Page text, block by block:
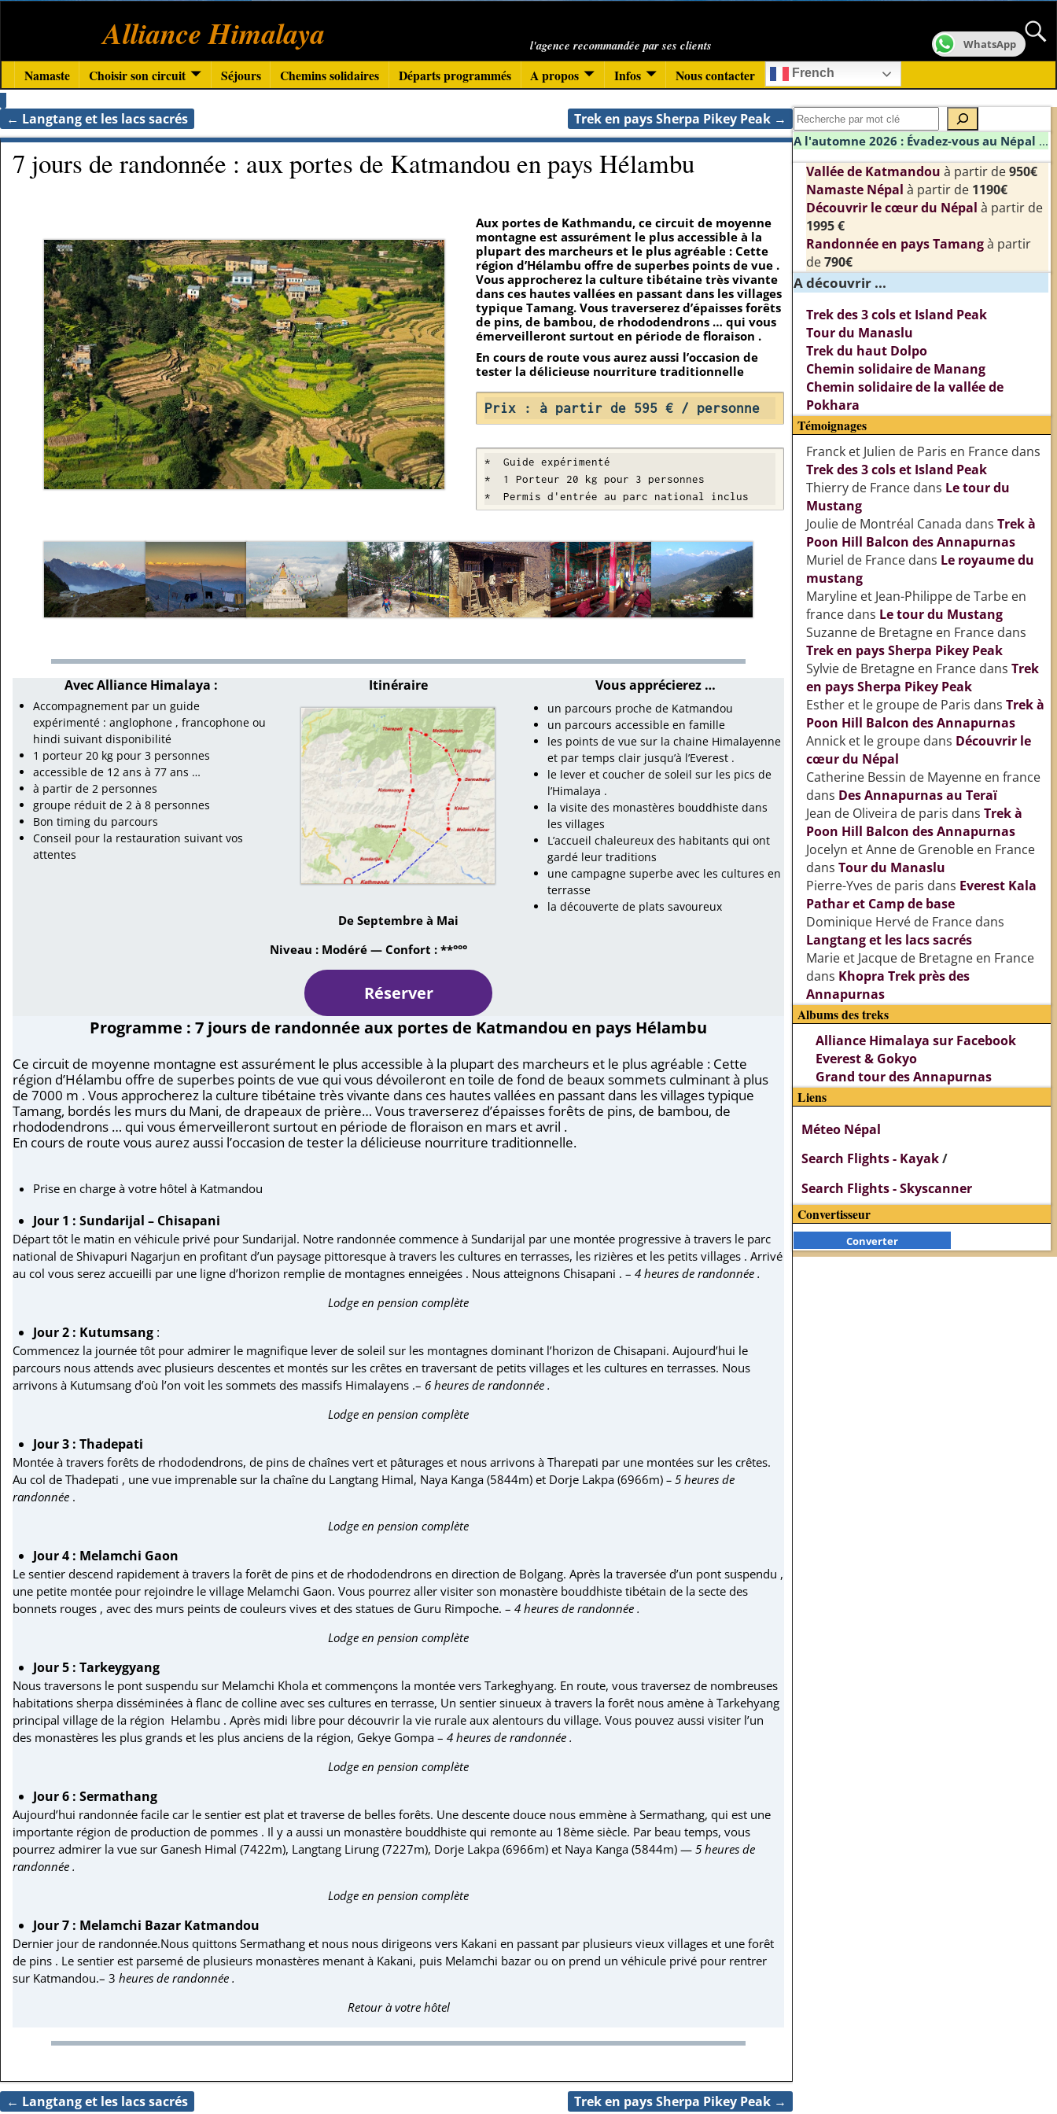
Alliance Himalaya l'agence recommandée par ses clients
Namaste Choisir son circuit Séjours Chemins solidaires Départs programmés A propos Infos Nous contacter French
Navigation des articles
← Langtang et les lacs sacrés Trek en pays Sherpa Pikey Peak →
7 jours de randonnée : aux portes de Katmandou en pays Hélambu
Aux portes de Kathmandu, ce circuit de moyenne
montagne est assurément le plus accessible à la
plupart des marcheurs et le plus agréable : Cette
région d’Hélambu offre de superbes points de vue .
Vous approcherez la culture tibétaine très vivante
dans ces hautes vallées en passant dans les villages
typique Tamang. Vous traverserez d’épaisses forêts
de pins, de bambou, de rhododendrons … qui vous
émerveilleront surtout en période de floraison .
En cours de route vous aurez aussi l’occasion de
tester la délicieuse nourriture traditionnelle
Prix : à partir de 595 € / personne
*  Guide expérimenté
*  1 Porteur 20 kg pour 3 personnes
*  Permis d'entrée au parc national inclus
Avec Alliance Himalaya :
Accompagnement par un guide
expérimenté : anglophone , francophone ou
hindi suivant disponibilité
1 porteur 20 kg pour 3 personnes
accessible de 12 ans à 77 ans …
à partir de 2 personnes
groupe réduit de 2 à 8 personnes
Bon timing du parcours
Conseil pour la restauration suivant vos
attentes
Itinéraire
De Septembre à Mai
Niveau : Modéré — Confort : **°°°
Réserver
Vous apprécierez …
un parcours proche de Katmandou
un parcours accessible en famille
les points de vue sur la chaine Himalayenne
et par temps clair jusqu’à l’Everest .
le lever et coucher de soleil sur les pics de
l’Himalaya .
la visite des monastères bouddhiste dans
les villages
L’accueil chaleureux des habitants qui ont
gardé leur traditions
une campagne superbe avec les cultures en
terrasse
la découverte de plats savoureux
Programme : 7 jours de randonnée aux portes de Katmandou en pays Hélambu
Ce circuit de moyenne montagne est assurément le plus accessible à la plupart des marcheurs et le plus agréable : Cette
région d’Hélambu offre de superbes points de vue qui vous dévoileront en toile de fond de beaux sommets culminant à plus
de 7000 m . Vous approcherez la culture tibétaine très vivante dans ces hautes vallées en passant dans les villages typique
Tamang, bordés les murs du Mani, de drapeaux de prière… Vous traverserez d’épaisses forêts de pins, de bambou, de
rhododendrons … qui vous émerveilleront surtout en période de floraison en mars et avril .
En cours de route vous aurez aussi l’occasion de tester la délicieuse nourriture traditionnelle.
Prise en charge à votre hôtel à Katmandou
Jour 1 : Sundarijal – Chisapani
Départ tôt le matin en véhicule privé pour Sundarijal. Notre randonnée commence à Sundarijal par une montée progressive à travers le parc
national de Shivapuri Nagarjun en profitant d’un paysage pittoresque à travers les cultures en terrasses, les rizières et les petits villages . Arrivé
au col vous serez accueilli par une ligne d’horizon remplie de montagnes enneigées . Nous atteignons Chisapani . –4 heures de randonnée .
Lodge en pension complète
Jour 2 : Kutumsang :
Commencez la journée tôt pour admirer le magnifique lever de soleil sur les montagnes dominant l’horizon de Chisapani. Aujourd’hui le
parcours nous attends avec plusieurs descentes et montés sur les crêtes en traversant de petits villages et les cultures en terrasses. Nous
arrivons à Kutumsang d’où l’on voit les sommets des massifs Himalayens .– 6 heures de randonnée .
Lodge en pension complète
Jour 3 : Thadepati
Montée à travers forêts de rhododendrons, de pins de chaînes vert et pâturages et nous arrivons à Tharepati par une montées sur les crêtes.
Au col de Thadepati , une vue imprenable sur la chaîne du Langtang Himal, Naya Kanga (5844m) et Dorje Lakpa (6966m) – 5 heures de
randonnée .
Lodge en pension complète
Jour 4 : Melamchi Gaon
Le sentier descend rapidement à travers la forêt de pins et de rhododendrons en direction de Bolgang. Après la traversée d’un pont suspendu ,
une petite montée pour rejoindre le village Melamchi Gaon. Vous pourrez aller visiter son monastère bouddhiste tibétain de la secte des
bonnets rouges , avec des murs peints de couleurs vives et des statues de Guru Rimpoche. – 4 heures de randonnée .
Lodge en pension complète
Jour 5 : Tarkeygyang
Nous traversons le pont suspendu sur Melamchi Khola et commençons la montée vers Tarkeghyang. En route, vous traversez de nombreuses
habitations sherpa disséminées à flanc de colline avec ses cultures en terrasse, Un sentier sinueux à travers la forêt nous amène à Tarkehyang
principal village de la région Helambu . Après midi libre pour découvrir la vie rurale aux alentours du village. Vous pouvez aussi visiter l’un
des monastères les plus grands et les plus anciens de la région, Gekye Gompa – 4 heures de randonnée .
Lodge en pension complète
Jour 6 : Sermathang
Aujourd’hui randonnée facile car le sentier est plat et traverse de belles forêts. Une descente douce nous emmène à Sermathang, qui est une
importante région de production de pommes . Il y a aussi un monastère bouddhiste qui remonte au 18ème siècle. Par beau temps, vous
pourrez admirer la vue sur Ganesh Himal (7422m), Langtang Lirung (7227m), Dorje Lakpa (6966m) et Naya Kanga (5844m) —5 heures de
randonnée .
Lodge en pension complète
Jour 7 : Melamchi Bazar Katmandou
Dernier jour de randonnée.Nous quittons Sermathang et nous nous dirigeons vers Kakani en passant par plusieurs vieux villages et une forêt
de pins . Le sentier est parsemé de plusieurs monastères menant à Kakani, puis Melamchi bazar ou on prend un véhicule privé pour rentrer
sur Katmandou.– 3heures de randonnée .
Retour à votre hôtel
← Langtang et les lacs sacrés Trek en pays Sherpa Pikey Peak →
A l'automne 2026 : Évadez-vous au Népal ...
Vallée de Katmandou à partir de950€
Namaste Népal à partir de 1190€
Découvrir le cœur du Népal à partir de
1995 €
Randonnée en pays Tamangà partir
de790€
A découvrir ...
Trek des 3 cols et Island Peak
Tour du Manaslu
Trek du haut Dolpo
Chemin solidaire de Manang
Chemin solidaire de la vallée de
Pokhara
Témoignages
Franck et Julien de Paris en Francedans
Trek des 3 cols et Island Peak
Thierry de Francedans Le tour du
Mustang
Joulie de Montréal Canada dans Trek à
Poon Hill Balcon des Annapurnas
Muriel de Francedans Le royaume du
mustang
Maryline et Jean-Philippe de Tarbe en
francedans Le tour du Mustang
Suzanne de Bretagne en Francedans
Trek en pays Sherpa Pikey Peak
Sylvie de Bretagne en Francedans Trek
en pays Sherpa Pikey Peak
Esther et le groupe de Paris dans Trek à
Poon Hill Balcon des Annapurnas
Annick et le groupedans Découvrir le
cœur du Népal
Catherine Bessin de Mayenne en france
dans Des Annapurnas au Teraï
Jean de Oliveira de paris dans Trek à
Poon Hill Balcon des Annapurnas
Jocelyn et Anne de Grenoble en France
dans Tour du Manaslu
Pierre-Yves de paris dans Everest Kala
Pathar et Camp de base
Dominique Hervé de Francedans
Langtang et les lacs sacrés
Marie et Jacque de Bretagne en France
dans Khopra Trek près des
Annapurnas
Albums des treks
Alliance Himalaya sur Facebook
Everest & Gokyo
Grand tour des Annapurnas
Liens
Méteo Népal
Search Flights - Kayak/
Search Flights - Skyscanner
Convertisseur
Converter
WhatsApp